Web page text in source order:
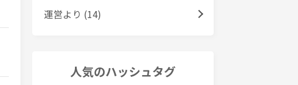
運営より (14)
人気のハッシュタグ